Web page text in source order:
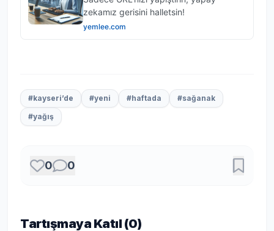
#kayseri’de #yeni #haftada
#sağanak
#yağış
0 0
Tartışmaya Katıl (0)